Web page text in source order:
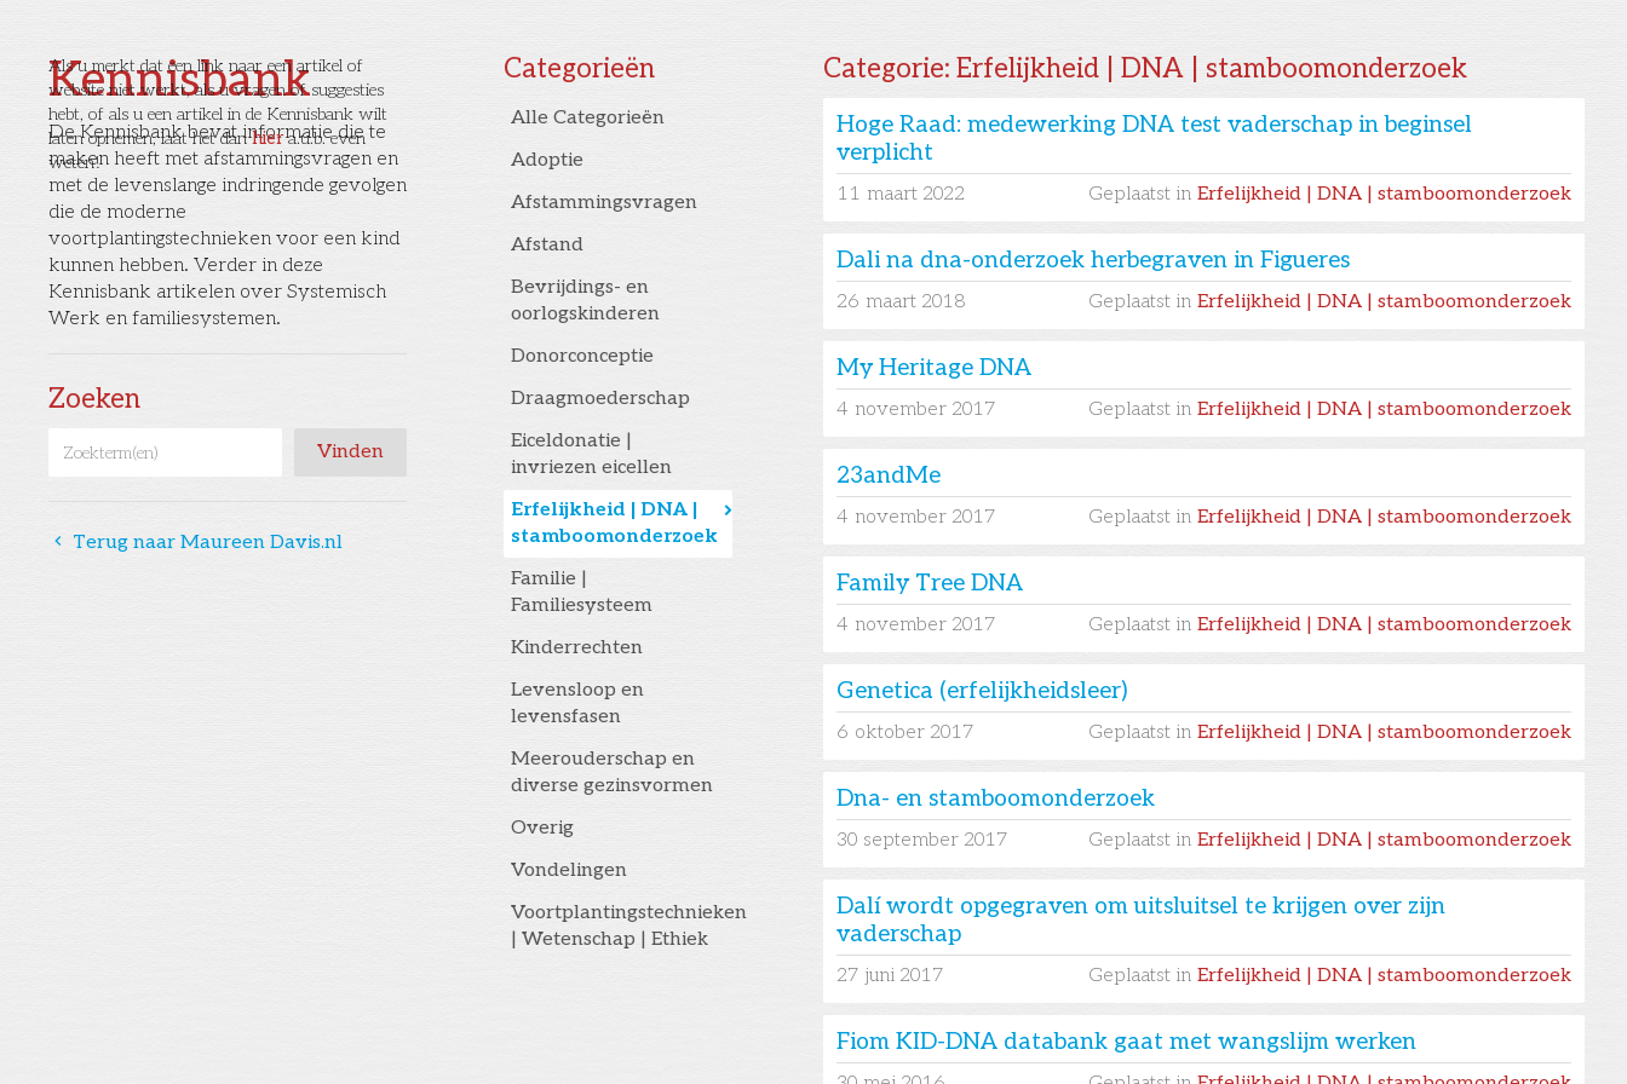
Kennisbank
De Kennisbank bevat informatie die te
maken heeft met afstammingsvragen en
met de levenslange indringende gevolgen
die de moderne
voortplantingstechnieken voor een kind
kunnen hebben. Verder in deze
Kennisbank artikelen over Systemisch
Werk en familiesystemen.
Zoeken
󰅁 Terug naar Maureen Davis.nl
Categorieën
Alle Categorieën
Adoptie
Afstammingsvragen
Afstand
Bevrijdings- en
oorlogskinderen
Donorconceptie
Draagmoederschap
Eiceldonatie |
invriezen eicellen
Erfelijkheid | DNA |
stamboomonderzoek
󰅂
Familie |
Familiesysteem
Kinderrechten
Levensloop en
levensfasen
Meerouderschap en
diverse gezinsvormen
Overig
Vondelingen
Voortplantingstechnieken
| Wetenschap | Ethiek
Categorie: Erfelijkheid | DNA | stamboomonderzoek
Hoge Raad: medewerking DNA test vaderschap in beginsel
verplicht
11 maart 2022 Geplaatst in Erfelijkheid | DNA | stamboomonderzoek
Dali na dna-onderzoek herbegraven in Figueres
26 maart 2018 Geplaatst in Erfelijkheid | DNA | stamboomonderzoek
My Heritage DNA
4 november 2017 Geplaatst in Erfelijkheid | DNA | stamboomonderzoek
23andMe
4 november 2017 Geplaatst in Erfelijkheid | DNA | stamboomonderzoek
Family Tree DNA
4 november 2017 Geplaatst in Erfelijkheid | DNA | stamboomonderzoek
Genetica (erfelijkheidsleer)
6 oktober 2017 Geplaatst in Erfelijkheid | DNA | stamboomonderzoek
Dna- en stamboomonderzoek
30 september 2017 Geplaatst in Erfelijkheid | DNA | stamboomonderzoek
Dalí wordt opgegraven om uitsluitsel te krijgen over zijn
vaderschap
27 juni 2017 Geplaatst in Erfelijkheid | DNA | stamboomonderzoek
Fiom KID-DNA databank gaat met wangslijm werken
Als u merkt dat een link naar een artikel of
website niet werkt, als u vragen of suggesties
hebt, of als u een artikel in de Kennisbank wilt
laten opnemen, laat het danhiera.u.b. even
weten!